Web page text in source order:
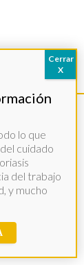
lo que
cuidado
del trabajo
y mucho